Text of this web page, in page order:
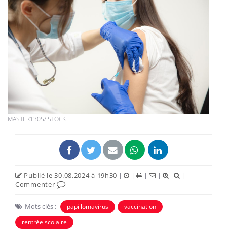
MASTER1305/ISTOCK
Publié le 30.08.2024 à 19h30 | | | |
|
Commenter
Mots clés : papillomavirus
vaccination
rentrée scolaire